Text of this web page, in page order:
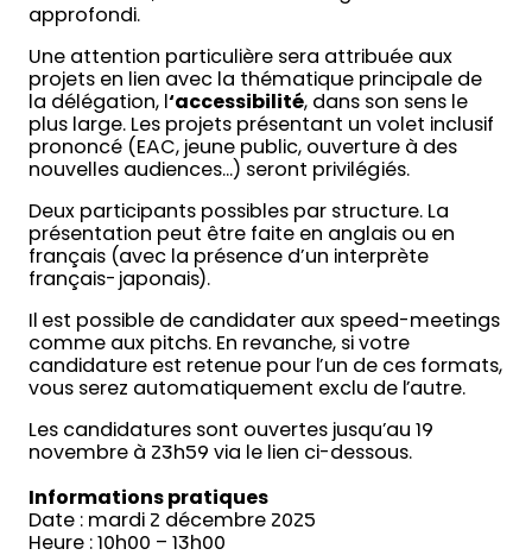
approfondi.
Une attention particulière sera attribuée aux
projets en lien avec la thématique principale de
la délégation, l ‘accessibilité, dans son sens le
plus large. Les projets présentant un volet inclusif
prononcé (EAC, jeune public, ouverture à des
nouvelles audiences…) seront privilégiés.
Deux participants possibles par structure. La
présentation peut être faite en anglais ou en
français (avec la présence d’un interprète
français-japonais).
Il est possible de candidater aux speed-meetings
comme aux pitchs. En revanche, si votre
candidature est retenue pour l’un de ces formats,
vous serez automatiquement exclu de l’autre.
Les candidatures sont ouvertes jusqu’au 19
novembre à 23h59 via le lien ci-dessous.
Informations pratiques
Date : mardi 2 décembre 2025
Heure : 10h00 – 13h00